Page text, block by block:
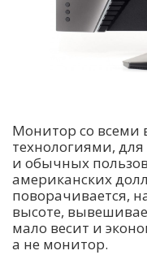
Монитор со всеми
технологиями,
и обычных
американских
поворачивается,
высоте,
мало весит и
а не монитор.